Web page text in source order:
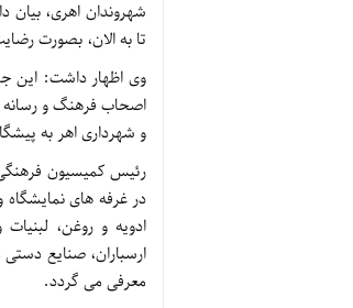
شهروندان اهری، بیان
تا به الان، بصورت
وی اظهار داشت: این
و شهرداری اهر به
رئیس کمیسیون
در غرفه های
ادویه و روغن،
ارسباران، صنایع
معرفی می گردد.